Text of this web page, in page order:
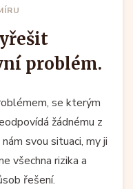
problém.
se kterým
žádnému z
svou situaci, my ji
všechna rizika a
řešení.